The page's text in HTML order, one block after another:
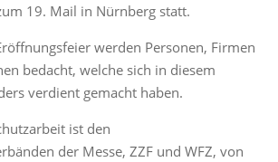
19. Mail in Nürnberg statt.
werden Personen, Firmen
bedacht, welche sich in diesem
verdient gemacht haben.
ist den
der Messe, ZZF und WFZ, von